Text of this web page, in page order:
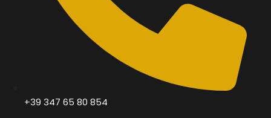
+39 347 65 80 854